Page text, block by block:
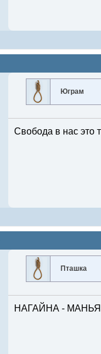
Юграм
Свобода в нас это
Пташка
НАГАЙНА -